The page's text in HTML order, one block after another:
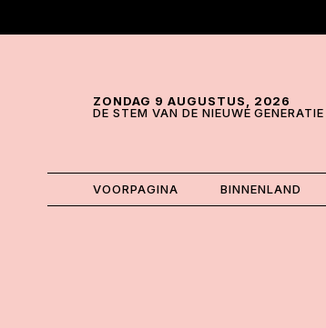
ZONDAG 9 AUGUSTUS, 2026
DE STEM VAN DE NIEUWE GENERATIE
VOORPAGINA BINNENLAND